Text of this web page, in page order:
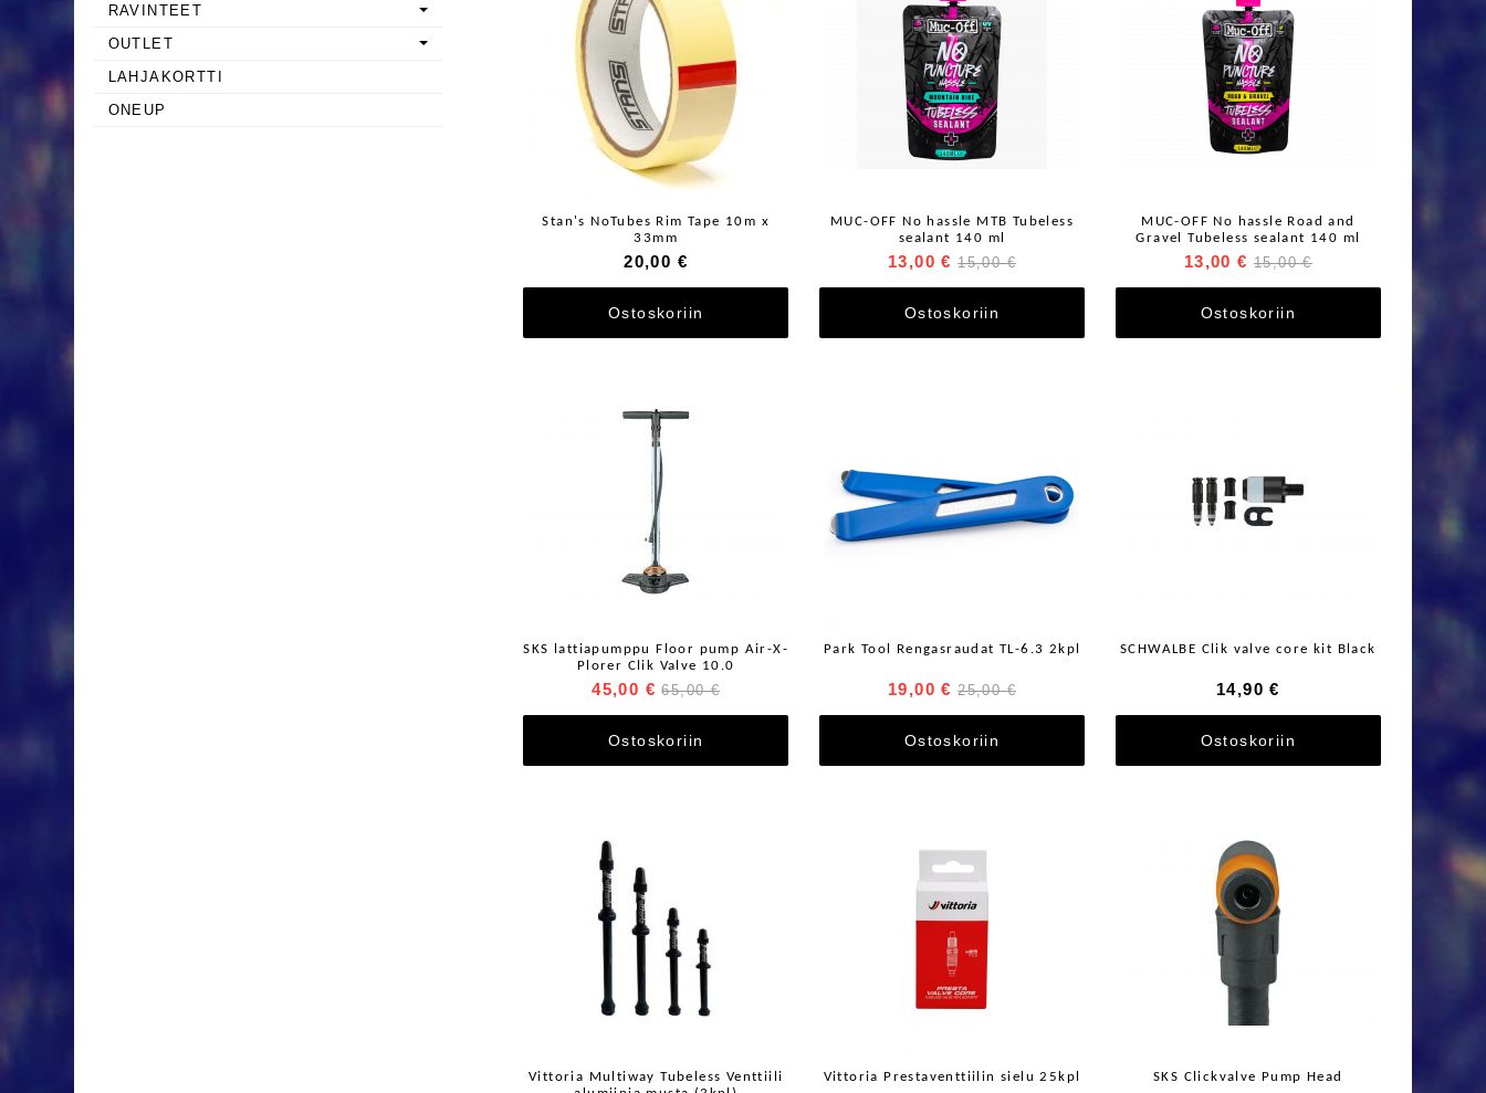
Stan's NoTubes Rim Tape 10m x
33mm
20,00 €
Ostoskoriin
MUC-OFF No hassle MTB Tubeless
sealant 140 ml
13,00 € 15,00 €
Ostoskoriin
MUC-OFF No hassle Road and
Gravel Tubeless sealant 140 ml
13,00 € 15,00 €
Ostoskoriin
SKS lattiapumppu Floor pump Air-X-
Plorer Clik Valve 10.0
45,00 € 65,00 €
Ostoskoriin
Park Tool Rengasraudat TL-6.3 2kpl
19,00 € 25,00 €
Ostoskoriin
SCHWALBE Clik valve core kit Black
14,90 €
Ostoskoriin
Vittoria Multiway Tubeless Venttiili
Vittoria Prestaventtiilin sielu 25kpl SKS Clickvalve Pump Head
RAVINTEET
OUTLET
LAHJAKORTTI
ONEUP